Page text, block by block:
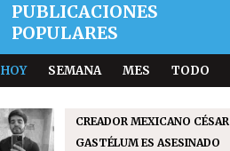
PUBLICACIONES
POPULARES
HOY SEMANA MES TODO
CREADOR MEXICANO CÉSAR
GASTÉLUM ES ASESINADO